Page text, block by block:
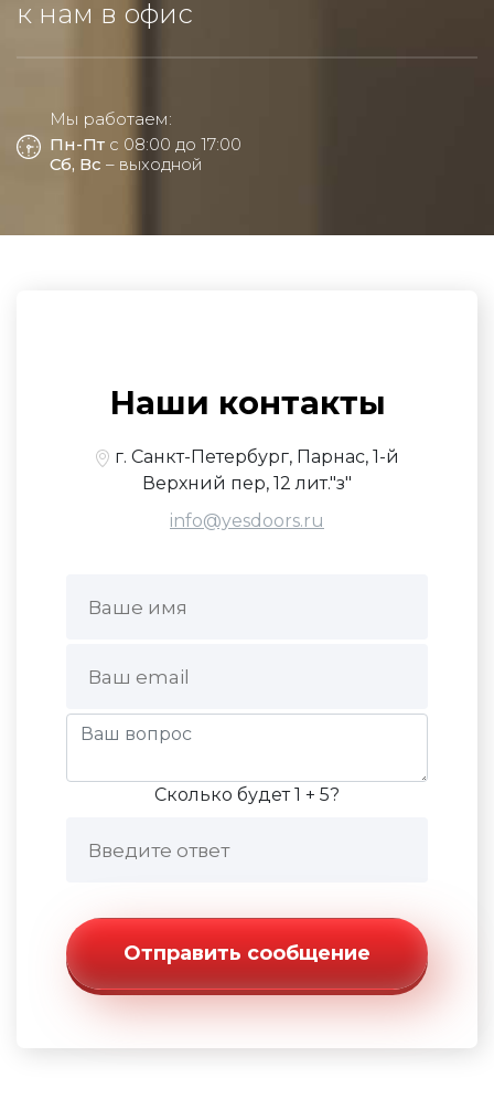
к нам в офис
Мы работаем:
Пн-Пт с 08:00 до 17:00
Сб, Вс – выходной
Наши контакты
г. Санкт-Петербург, Парнас, 1-й
Верхний пер, 12 лит."з"
info@yesdoors.ru
Сколько будет 1 + 5?
Отправить сообщение